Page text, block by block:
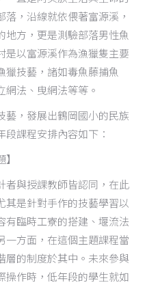
，沿線就依偎著富源溪，
地方，更是測驗部落男性魚
是以富源溪作為漁獵隻主要
獵技藝，諸如毒魚藤捕魚
法、曳網法等等。
藝，發展出鶴岡國小的民族
課程安排內容如下：
者與授課教師皆認同，在此
其是針對手作的技藝學習以
有臨時工寮的搭建、堰流法
一方面，在這個主題課程當
層的制度於其中。未來參與
操作時，低年段的學生就如